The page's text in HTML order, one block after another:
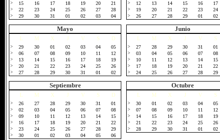
> 15 16 17 18 19 20 21
> 22 23 24 25 26 27 28
> 29 30 31 01 02 03 04
> 12 13 14 15 16 17
> 19 20 21 22 23 24
> 26 27 28 29 01 02
Mayo
M X J V S D
> 29 30 01 02 03 04 05
> 06 07 08 09 10 11 12
> 13 14 15 16 17 18 19
> 20 21 22 23 24 25 26
> 27 28 29 30 31 01 02
Junio
M X J V S
> 27 28 29 30 31 01
> 03 04 05 06 07 08
> 10 11 12 13 14 15
> 17 18 19 20 21 22
> 24 25 26 27 28 29
Septiembre
M X J V S D
> 26 27 28 29 30 31 01
> 02 03 04 05 06 07 08
> 09 10 11 12 13 14 15
> 16 17 18 19 20 21 22
> 23 24 25 26 27 28 29
> 30 01 02 03 04 05 06
Octubre
M X J V S
> 30 01 02 03 04 05
> 07 08 09 10 11 12
> 14 15 16 17 18 19
> 21 22 23 24 25 26
> 28 29 30 31 01 02